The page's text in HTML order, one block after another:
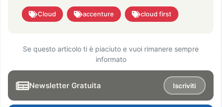
Cloud accenture cloud first
Se questo articolo ti è piaciuto e vuoi rimanere sempre
informato
Newsletter Gratuita Iscriviti